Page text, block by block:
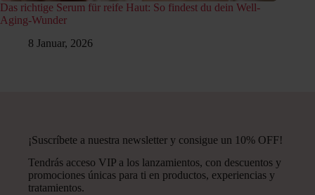
Das richtige Serum für reife Haut: So findest du dein Well-
Aging-Wunder
8 Januar, 2026
¡Suscríbete a nuestra newsletter y consigue un 10% OFF!
Tendrás acceso VIP a los lanzamientos, con descuentos y
promociones únicas para ti en productos, experiencias y
tratamientos.